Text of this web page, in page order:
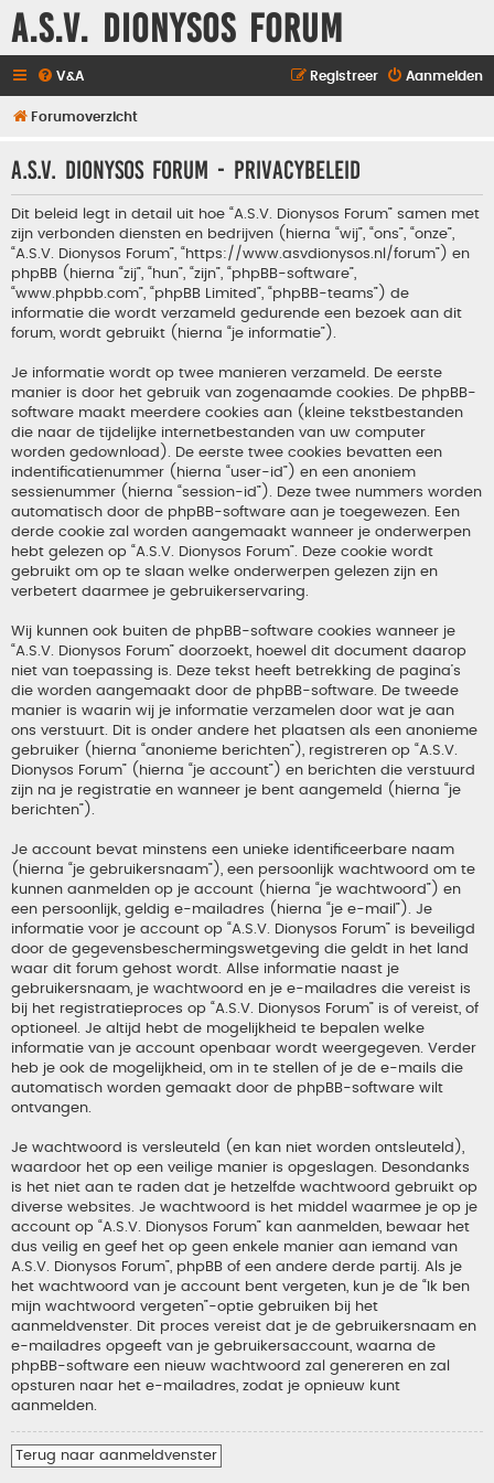
A.S.V. Dionysos Forum
V&A Aanmelden
Registreer
Forumoverzicht
A.S.V. Dionysos Forum - Privacybeleid
Dit beleid legt in detail uit hoe “A.S.V. Dionysos Forum” samen met
zijn verbonden diensten en bedrijven (hierna “wij”, “ons”, “onze”,
“A.S.V. Dionysos Forum”, “https://www.asvdionysos.nl/forum”) en
phpBB (hierna “zij”, “hun”, “zijn”, “phpBB-software”,
“www.phpbb.com”, “phpBB Limited”, “phpBB-teams”) de
informatie die wordt verzameld gedurende een bezoek aan dit
forum, wordt gebruikt (hierna “je informatie”).
Je informatie wordt op twee manieren verzameld. De eerste
manier is door het gebruik van zogenaamde cookies. De phpBB-
software maakt meerdere cookies aan (kleine tekstbestanden
die naar de tijdelijke internetbestanden van uw computer
worden gedownload). De eerste twee cookies bevatten een
indentificatienummer (hierna “user-id”) en een anoniem
sessienummer (hierna “session-id”). Deze twee nummers worden
automatisch door de phpBB-software aan je toegewezen. Een
derde cookie zal worden aangemaakt wanneer je onderwerpen
hebt gelezen op “A.S.V. Dionysos Forum”. Deze cookie wordt
gebruikt om op te slaan welke onderwerpen gelezen zijn en
verbetert daarmee je gebruikerservaring.
Wij kunnen ook buiten de phpBB-software cookies wanneer je
“A.S.V. Dionysos Forum” doorzoekt, hoewel dit document daarop
niet van toepassing is. Deze tekst heeft betrekking de pagina’s
die worden aangemaakt door de phpBB-software. De tweede
manier is waarin wij je informatie verzamelen door wat je aan
ons verstuurt. Dit is onder andere het plaatsen als een anonieme
gebruiker (hierna “anonieme berichten”), registreren op “A.S.V.
Dionysos Forum” (hierna “je account”) en berichten die verstuurd
zijn na je registratie en wanneer je bent aangemeld (hierna “je
berichten”).
Je account bevat minstens een unieke identificeerbare naam
(hierna “je gebruikersnaam”), een persoonlijk wachtwoord om te
kunnen aanmelden op je account (hierna “je wachtwoord”) en
een persoonlijk, geldig e-mailadres (hierna “je e-mail”). Je
informatie voor je account op “A.S.V. Dionysos Forum” is beveiligd
door de gegevensbeschermingswetgeving die geldt in het land
waar dit forum gehost wordt. Allse informatie naast je
gebruikersnaam, je wachtwoord en je e-mailadres die vereist is
bij het registratieproces op “A.S.V. Dionysos Forum” is of vereist, of
optioneel. Je altijd hebt de mogelijkheid te bepalen welke
informatie van je account openbaar wordt weergegeven. Verder
heb je ook de mogelijkheid, om in te stellen of je de e-mails die
automatisch worden gemaakt door de phpBB-software wilt
ontvangen.
Je wachtwoord is versleuteld (en kan niet worden ontsleuteld),
waardoor het op een veilige manier is opgeslagen. Desondanks
is het niet aan te raden dat je hetzelfde wachtwoord gebruikt op
diverse websites. Je wachtwoord is het middel waarmee je op je
account op “A.S.V. Dionysos Forum” kan aanmelden, bewaar het
dus veilig en geef het op geen enkele manier aan iemand van
A.S.V. Dionysos Forum”, phpBB of een andere derde partij. Als je
het wachtwoord van je account bent vergeten, kun je de “Ik ben
mijn wachtwoord vergeten”-optie gebruiken bij het
aanmeldvenster. Dit proces vereist dat je de gebruikersnaam en
e-mailadres opgeeft van je gebruikersaccount, waarna de
phpBB-software een nieuw wachtwoord zal genereren en zal
opsturen naar het e-mailadres, zodat je opnieuw kunt
aanmelden.
Terug naar aanmeldvenster